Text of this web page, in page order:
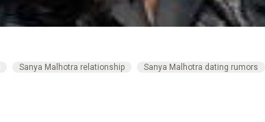
Sanya Malhotra relationship Sanya Malhotra dating rumors